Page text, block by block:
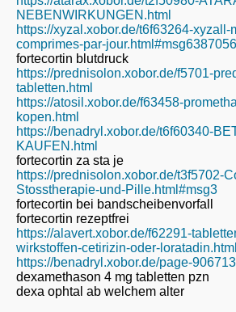
NEBENWIRKUNGEN.html
https://xyzal.xobor.de/t6f63264-
comprimes-par-jour.html#msg6387056
fortecortin blutdruck
https://prednisolon.xobor.de/f5701-
tabletten.html
https://atosil.xobor.de/f63458-
kopen.html
https://benadryl.xobor.de/t6f60340-
KAUFEN.html
fortecortin za sta je
https://prednisolon.xobor.de/t3f5702-
Stosstherapie-und-Pille.html#msg3
fortecortin bei bandscheibenvorfall
fortecortin rezeptfrei
https://alavert.xobor.de/f62291-
wirkstoffen-cetirizin-oder-loratadin.html
https://benadryl.xobor.de/page-
dexamethason 4 mg tabletten pzn
dexa ophtal ab welchem alter